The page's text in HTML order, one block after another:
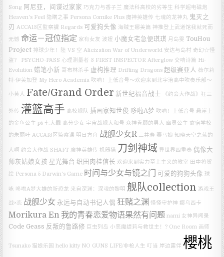
Song 阿尼亚，间谍过家家 巧克力与香子兰 魔法科高校的劣等生 科学超电磁炮
Heaven's Feel 隐瞒之事 Persona Comike Plus 魔神英雄传 七魂的龙神丸
鬼灭之
刃 ACCA13区監察課 Regards 可爱狗头像 海贼王娜美篇 神推登上武道馆我就死而
无憾 命运－冠位指定 家有女友 波妞 小魔女宅急便琪琪 月岛雯 TouHou
Project 排球少年！陸 VS 空 Alicization War of Underworld 安达与岛村 奇幻☆怪
盗？
PSYCHO-PASS 心理测量者 3 FIRST INSPECTOR Afterglow 交响诗篇 Hi-
Evolution 蜡笔小新 哥布林杀手 虚构推理 Drifting Dragons 超级赛亚人 薇尔莉
特·伊芙加登 My Hero Academia 吹响！上低音号～欢迎来到北宇治高中吹奏乐部～
小黄人 Fate/Grand Order 新世纪福音战士 《约会大作战》狂三
外传 灌篮高手 高校舰队 插画家知世俊 哆啦A梦 吹响！上低音号 悬崖上
的金鱼公主 p5 七大罪 高分少女 宇宙战舰大和号 众神眷顾的男人 幽灵公主 寄宿学校
的朱丽叶 ACCA13区监察课 明日方舟 战舰少女R 三井寿 赛马娘 知晓天空之蓝的
人啊 约会大作战 SHAFT 魔神英雄传 机器猫 刀剑神域 异世界四重奏 偶像大
师灰姑娘女孩 星光舞台 织田肉桂信长 欢迎来到实力至上主义的教室 田中将贺
绘 Persona 5 Darwin's Game 时间与少女与镜之门 可爱的狗狗头像 球
咏 哆啦A梦大雄的新恐龙 来自深渊：深魂的黎明 舰队collection 游戏王
战×恋 战舰少女 永远与自动书记人偶 狂赌之渊 怪怪守护神 娜乌西卡
Morikura En 我的青春恋爱物语果然有问题 nami 女神异闻录
Code Geass 反叛的鲁路修 巨虫列岛 小恶魔缇莉与救世主！? One Room 画师
Tsunako 猫娘乐园 hello kitty NO GUNS LIFE/非枪人生 叮当 岸边露伴 櫻桃